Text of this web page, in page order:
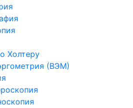
Холтеру
(ВЭМ)